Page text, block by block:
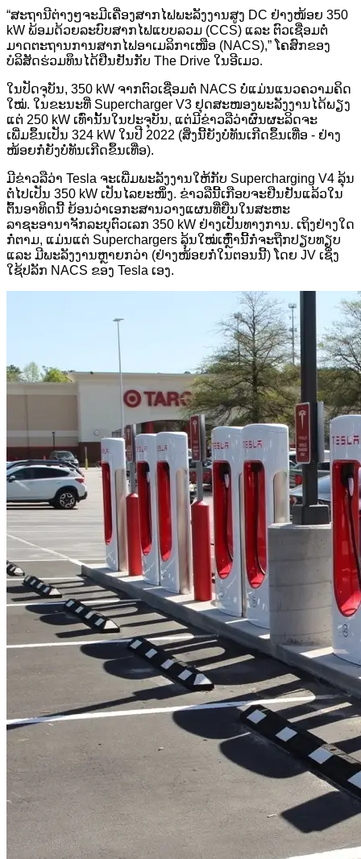
“ສະຖານີຕ່າງໆຈະມີເຄື່ອງສາກໄຟພະລັງງານສູງ DC ຢ່າງໜ້ອຍ 350
kW ພ້ອມດ້ວຍລະບົບສາກໄຟແບບລວມ (CCS) ແລະ ຕົວເຊື່ອມຕໍ່
ມາດຕະຖານການສາກໄຟອາເມລິກາເໜືອ (NACS),” ໂຄສົກຂອງ
ບໍລິສັດຮ່ວມທຶນໄດ້ຢືນຢັນກັບ The Drive ໃນອີເມວ.
ໃນປັດຈຸບັນ, 350 kW ຈາກຕົວເຊື່ອມຕໍ່ NACS ບໍ່ແມ່ນແນວຄວາມຄິດ
ໃໝ່. ໃນຂະນະທີ່ Supercharger V3 ຢຸດສະໜອງພະລັງງານໄດ້ພຽງ
ແຕ່ 250 kW ເທົ່ານັ້ນໃນປະຈຸບັນ, ແຕ່ມີຂ່າວລືວ່າຜົນຜະລິດຈະ
ເພີ່ມຂຶ້ນເປັນ 324 kW ໃນປີ 2022 (ສິ່ງນີ້ຍັງບໍ່ທັນເກີດຂຶ້ນເທື່ອ - ຢ່າງ
ໜ້ອຍກໍ່ຍັງບໍ່ທັນເກີດຂຶ້ນເທື່ອ).
ມີຂ່າວລືວ່າ Tesla ຈະເພີ່ມພະລັງງານໃຫ້ກັບ Supercharging V4 ລຸ້ນ
ຕໍ່ໄປເປັນ 350 kW ເປັນໄລຍະໜຶ່ງ. ຂ່າວລືນີ້ເກືອບຈະຢືນຢັນແລ້ວໃນ
ຕົ້ນອາທິດນີ້ ຍ້ອນວ່າເອກະສານວາງແຜນທີ່ຍື່ນໃນສະຫະ
ລາຊະອານາຈັກລະບຸຕົວເລກ 350 kW ຢ່າງເປັນທາງການ. ເຖິງຢ່າງໃດ
ກໍ່ຕາມ, ແມ່ນແຕ່ Superchargers ລຸ້ນໃໝ່ເຫຼົ່ານີ້ກໍ່ຈະຖືກປຽບທຽບ
ແລະ ມີພະລັງງານຫຼາຍກວ່າ (ຢ່າງໜ້ອຍກໍ່ໃນຕອນນີ້) ໂດຍ JV ເຊິ່ງ
ໃຊ້ປລັກ NACS ຂອງ Tesla ເອງ.